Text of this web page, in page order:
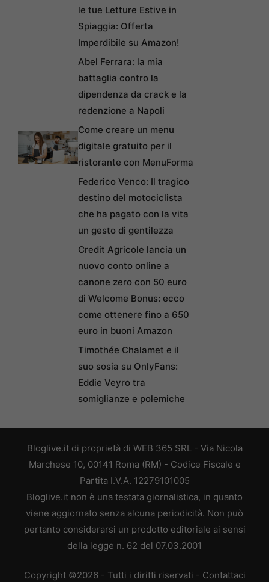
le tue Letture Estive in
Spiaggia: Offerta
Imperdibile su Amazon!
Abel Ferrara: la mia
battaglia contro la
dipendenza da crack e la
redenzione a Napoli
Come creare un menu
digitale gratuito per il
ristorante con MenuForma
Federico Venco: Il tragico
destino del motociclista
che ha pagato con la vita
un gesto di gentilezza
Credit Agricole lancia un
nuovo conto online a
canone zero con 50 euro
di Welcome Bonus: ecco
come ottenere fino a 650
euro in buoni Amazon
Timothée Chalamet e il
suo sosia su OnlyFans:
Eddie Veyro tra
somiglianze e polemiche
Bloglive.it di proprietà di WEB 365 SRL - Via Nicola
Marchese 10, 00141 Roma (RM) - Codice Fiscale e
Partita I.V.A. 12279101005
Bloglive.it non è una testata giornalistica, in quanto
viene aggiornato senza alcuna periodicità. Non può
pertanto considerarsi un prodotto editoriale ai sensi
della legge n. 62 del 07.03.2001
Copyright ©2026 - Tutti i diritti riservati - Contattaci